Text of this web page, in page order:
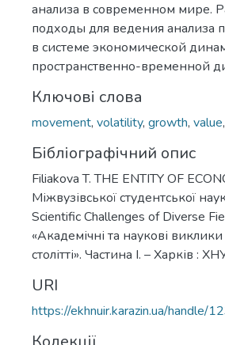
анализа в современном мире.
подходы для ведения анализа
в системе экономической
пространственно-временной
Ключові слова
movement, volatility, growth, value,
Бібліографічний опис
Filiakova T. THE ENTITY OF
Міжвузівської студентської
Scientific Challenges of Diverse
«Академічні та наукові
столітті». Частина І. – Харків :
URI
https://ekhnuir.karazin.ua/handle/